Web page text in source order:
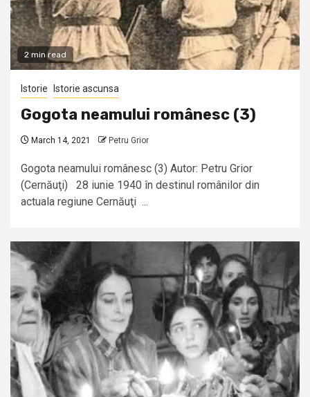
2 min read
Istorie Istorie ascunsa
Gogota neamului românesc (3)
March 14, 2021 Petru Grior
Gogota neamului românesc (3) Autor: Petru Grior
(Cernăuţi) 28 iunie 1940 în destinul românilor din
actuala regiune Cernăuţi ...